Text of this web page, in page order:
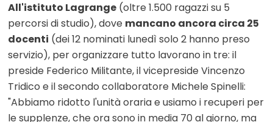
All'istituto Lagrange (oltre 1.500 ragazzi su 5
percorsi di studio), dove mancano ancora circa 25
docenti (dei 12 nominati lunedì solo 2 hanno preso
servizio), per organizzare tutto lavorano in tre: il
preside Federico Militante, il vicepreside Vincenzo
Tridico e il secondo collaboratore Michele Spinelli:
"Abbiamo ridotto l'unità oraria e usiamo i recuperi per
le supplenze, che ora sono in media 70 al giorno, ma